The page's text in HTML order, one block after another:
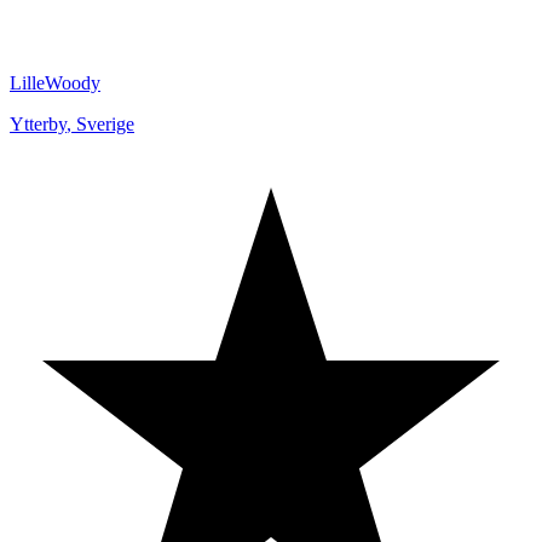
LilleWoody
Ytterby, Sverige